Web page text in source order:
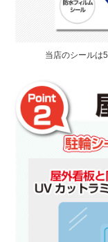
当店のシールは